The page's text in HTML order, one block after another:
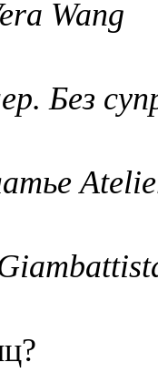
Wang
Без